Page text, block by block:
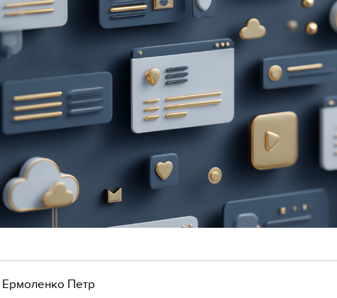
Ермоленко Петр